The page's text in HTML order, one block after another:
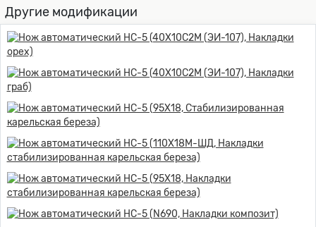
Другие модификации